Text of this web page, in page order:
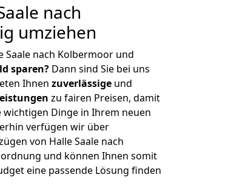
nach
umziehen
Saale nach Kolbermoor und
sparen? Dann sind Sie bei uns
Ihnen zuverlässige und
zu fairen Preisen, damit
wichtigen Dinge in Ihrem neuen
verfügen wir über
von Halle Saale nach
und können Ihnen somit
eine passende Lösung finden